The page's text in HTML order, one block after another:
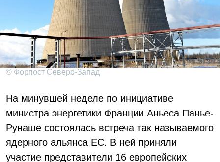
© Форпост Северо-Запад
На минувшей неделе по инициативе
министра энергетики Франции Аньеса Панье-
Рунаше состоялась встреча так называемого
ядерного альянса ЕС. В ней приняли
участие представители 16 европейских